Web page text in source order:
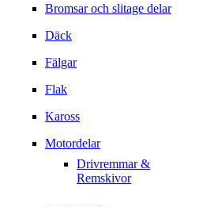
Bromsar och slitage delar
Däck
Fälgar
Flak
Kaross
Motordelar
Drivremmar &
Remskivor